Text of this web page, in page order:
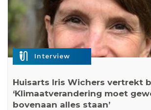
mic_external_on Interview
Huisarts Iris Wichers vertrekt
‘Klimaatverandering moet
bovenaan alles staan’